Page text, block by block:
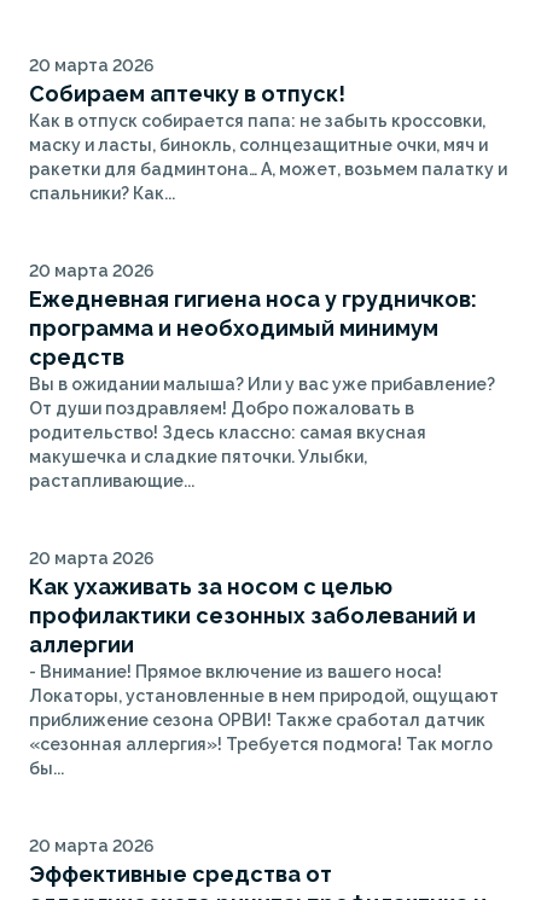
20 марта 2026
Собираем аптечку в отпуск!
Как в отпуск собирается папа: не забыть кроссовки,
маску и ласты, бинокль, солнцезащитные очки, мяч и
ракетки для бадминтона… А, может, возьмем палатку и
спальники? Как...
20 марта 2026
Ежедневная гигиена носа у грудничков:
программа и необходимый минимум
средств
Вы в ожидании малыша? Или у вас уже прибавление?
От души поздравляем! Добро пожаловать в
родительство! Здесь классно: самая вкусная
макушечка и сладкие пяточки. Улыбки,
растапливающие...
20 марта 2026
Как ухаживать за носом с целью
профилактики сезонных заболеваний и
аллергии
- Внимание! Прямое включение из вашего носа!
Локаторы, установленные в нем природой, ощущают
приближение сезона ОРВИ! Также сработал датчик
«сезонная аллергия»! Требуется подмога! Так могло
бы...
20 марта 2026
Эффективные средства от